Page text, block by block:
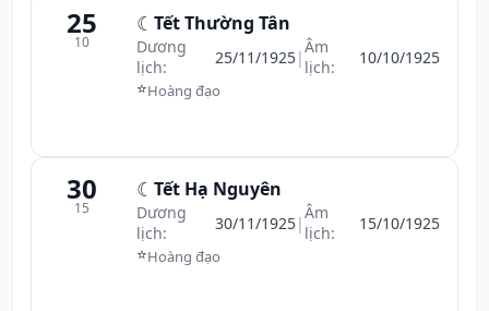
25
10
☾ Tết Thường Tân
Dương
lịch:
25/11/1925|Âm
lịch:
10/10/1925
⭐Hoàng đạo
30
15
☾ Tết Hạ Nguyên
Dương
lịch:
30/11/1925|Âm
lịch:
15/10/1925
⭐Hoàng đạo